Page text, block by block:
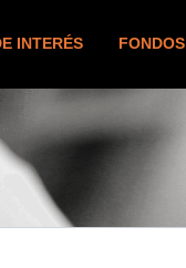
INTERÉS FONDOS